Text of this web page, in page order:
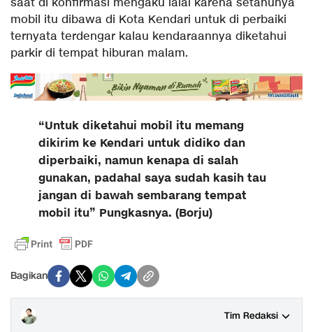
saat di konfirmasi mengaku lalai karena setahunya
mobil itu dibawa di Kota Kendari untuk di perbaiki
ternyata terdengar kalau kendaraannya diketahui
parkir di tempat hiburan malam.
“Untuk diketahui mobil itu memang
dikirim ke Kendari untuk didiko dan
diperbaiki, namun kenapa di salah
gunakan, padahal saya sudah kasih tau
jangan di bawah sembarang tempat
mobil itu” Pungkasnya. (Borju)
Bagikan
Tim Redaksi